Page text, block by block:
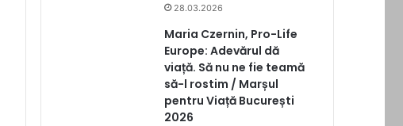
28.03.2026
Maria Czernin, Pro-Life
Europe: Adevărul dă
viață. Să nu ne fie teamă
să-l rostim / Marșul
pentru Viață București
2026